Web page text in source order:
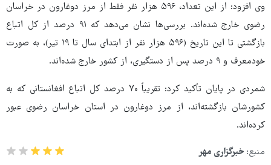
وی افزود: از این تعداد، ۵۹۶ هزار نفر فقط از مرز دوغارون در خراسان
رضوی خارج شده‌اند. بررسی‌ها نشان می‌دهد که ۹۱ درصد از کل اتباع
بازگشتی تا این تاریخ (۵۹۶ هزار نفر از ابتدای سال تا ۱۹ تیر)، به صورت
خودمعرف و ۹ درصد پس از دستگیری، از کشور خارج شده‌اند.
شمردی در پایان تأکید کرد: تقریباً ۷۰ درصد کل اتباع افغانستانی که به
کشورشان بازگشته‌اند، از مرز دوغارون در استان خراسان رضوی عبور
کرده‌اند.
منبع: خبرگزاری مهر